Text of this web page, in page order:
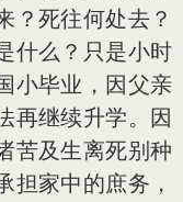
？死往何处去？
什么？只是小时
小毕业，因父亲
再继续升学。因
苦及生离死别种
担家中的庶务，